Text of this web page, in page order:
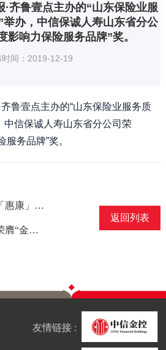
齐鲁壹点主办的“山东保险业服
办，中信保诚人寿山东省分公
影响力保险服务品牌”奖。
时间：2019-12-19
鲁壹点主办的“山东保险业服务质
中信保诚人寿山东省分公司荣
务品牌”奖。
上一篇：中信保诚人寿「惠康」系列重疾组合荣获“优秀健康保险产品创新奖”
下一篇：中信保诚人寿荣膺“金保奖-保险科技创新突破奖”
返回列表
友情链接 :